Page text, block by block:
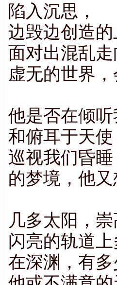
陷入沉思，
边毁边创造的
面对出混乱走
虚无的世界
他是否在倾
和俯耳于天
巡视我们昏睡
的梦境，他又
几多太阳，崇
闪亮的轨道上
在深渊，有多